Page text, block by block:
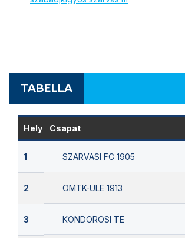
TABELLA
Hely Csapat
1 SZARVASI FC 1905
2 OMTK-ULE 1913
3 KONDOROSI TE